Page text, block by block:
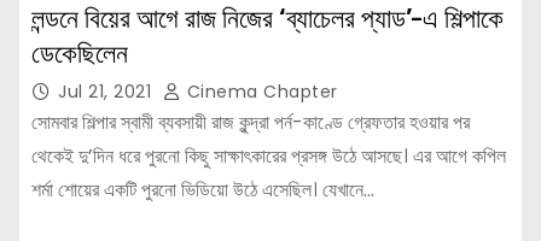
লন্ডনে বিয়ের আগে রাজ নিজের ‘ব্যাচেলর প্যাড’-এ শিল্পাকে
ডেকেছিলেন
Jul 21, 2021 Cinema Chapter
সোমবার শিল্পার স্বামী ব্যবসায়ী রাজ কুন্দ্রা পর্ন-কাণ্ডে গ্রেফতার হওয়ার পর
থেকেই দু’দিন ধরে পুরনো কিছু সাক্ষাৎকারের প্রসঙ্গ উঠে আসছে। এর আগে কপিল
শর্মা শোয়ের একটি পুরনো ভিডিয়ো উঠে এসেছিল। যেখানে…